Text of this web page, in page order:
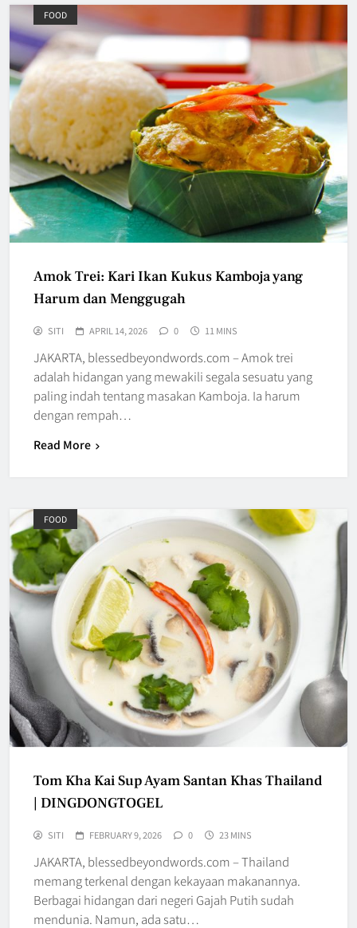
FOOD
Amok Trei: Kari Ikan Kukus Kamboja yang
Harum dan Menggugah
SITI APRIL 14, 2026 0 11 MINS
JAKARTA, blessedbeyondwords.com – Amok trei
adalah hidangan yang mewakili segala sesuatu yang
paling indah tentang masakan Kamboja. Ia harum
dengan rempah…
Read More
FOOD
Tom Kha Kai Sup Ayam Santan Khas Thailand
| DINGDONGTOGEL
SITI FEBRUARY 9, 2026 0 23 MINS
JAKARTA, blessedbeyondwords.com – Thailand
memang terkenal dengan kekayaan makanannya.
Berbagai hidangan dari negeri Gajah Putih sudah
mendunia. Namun, ada satu…